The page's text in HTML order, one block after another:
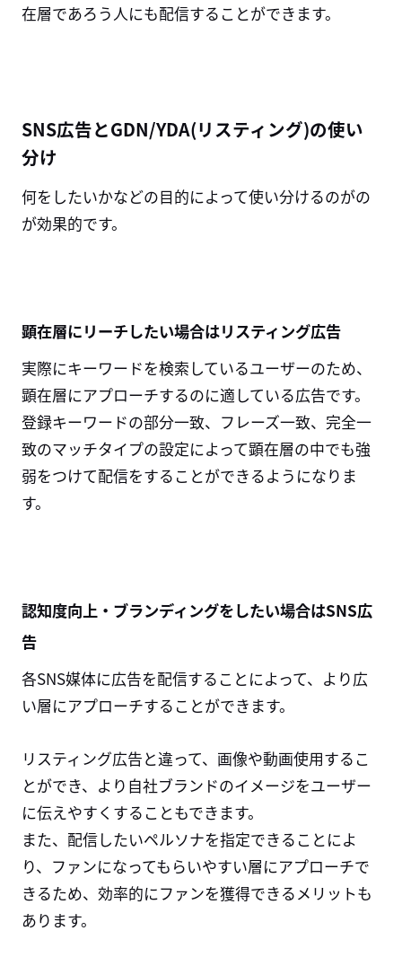
在層であろう人にも配信することができます。
SNS広告とGDN/YDA(リスティング)の使い
分け
何をしたいかなどの目的によって使い分けるのがの
が効果的です。
顕在層にリーチしたい場合はリスティング広告
実際にキーワードを検索しているユーザーのため、
顕在層にアプローチするのに適している広告です。
登録キーワードの部分一致、フレーズ一致、完全一
致のマッチタイプの設定によって顕在層の中でも強
弱をつけて配信をすることができるようになりま
す。
認知度向上・ブランディングをしたい場合はSNS広
告
各SNS媒体に広告を配信することによって、より広
い層にアプローチすることができます。
リスティング広告と違って、画像や動画使用するこ
とができ、より自社ブランドのイメージをユーザー
に伝えやすくすることもできます。
また、配信したいペルソナを指定できることによ
り、ファンになってもらいやすい層にアプローチで
きるため、効率的にファンを獲得できるメリットも
あります。